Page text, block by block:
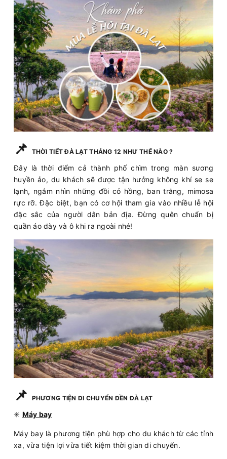
📌 THỜI TIẾT ĐÀ LẠT THÁNG 12 NHƯ THẾ NÀO ?
Đây là thời điểm cả thành phố chìm trong màn sương
huyền ảo, du khách sẽ được tận hưởng không khí se se
lạnh, ngắm nhìn những đồi cỏ hồng, ban trắng, mimosa
rực rỡ. Đặc biệt, bạn có cơ hội tham gia vào nhiều lễ hội
đặc sắc của người dân bản địa. Đừng quên chuẩn bị
quần áo dày và ô khi ra ngoài nhé!
📌 PHƯƠNG TIỆN DI CHUYỂN ĐỀN ĐÀ LẠT
✳️ Máy bay
Máy bay là phương tiện phù hợp cho du khách từ các tỉnh
xa, vừa tiện lợi vừa tiết kiệm thời gian di chuyển.